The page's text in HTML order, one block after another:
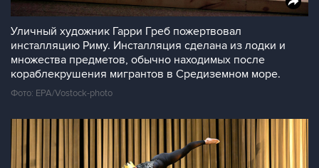
Уличный художник Гарри Греб пожертвовал
инсталляцию Риму. Инсталляция сделана из лодки и
множества предметов, обычно находимых после
кораблекрушения мигрантов в Средиземном море.
Фото: EPA/Vostock-photo